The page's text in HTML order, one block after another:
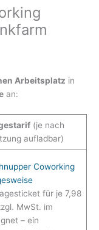
Arbeitsplatz in
an:
(je nach
aufladbar)
Coworking
für je 7,98
MwSt. im
– ein